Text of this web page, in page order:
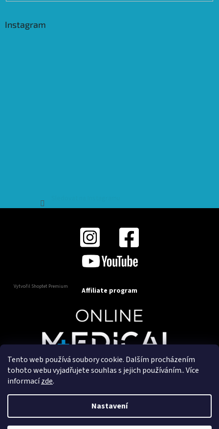
Tento web používá soubory cookie. Dalším procházením
tohoto webu vyjadřujete souhlas s jejich používáním.. Více
informacízde.
Nastavení
Instagram
Vytvořil Shoptet Premium Affiliate program
Copyright 2025OnlineMedical.cz. Všechna práva
Vytvořil a marketingově zajišťuje